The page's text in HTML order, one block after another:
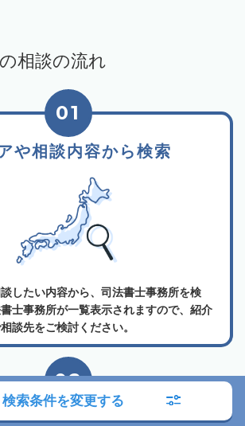
相談の流れ
や相談内容から検索
01
したい内容から、司法書士事務所を検
士事務所が一覧表示されますので、紹介
談先をご検討ください。
士事務所の詳細を確認
02
検索条件を変更する